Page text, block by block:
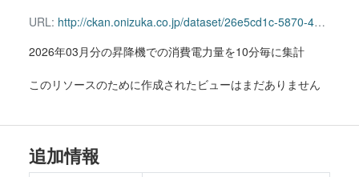
URL: http://ckan.onizuka.co.jp/dataset/26e5cd1c-5870-44fd-af7b-6907350a10c0/resource/f1589f7e-d1e3-488f-acc6-c2707f56a2a2/download/elevator_2603.csv
2026年03月分の昇降機での消費電力量を10分毎に集計
このリソースのために作成されたビューはまだありません
追加情報